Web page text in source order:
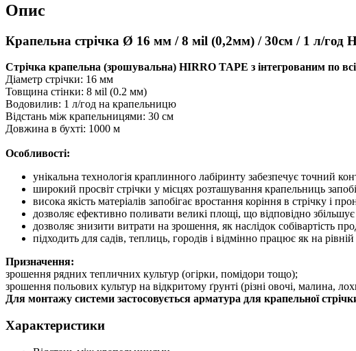
16081030-
Опис
Крапельна стрічка Ø 16 мм / 8 мil (0,2мм) / 30см / 1 л/год
Стрічка крапельна (зрошувальна) HIRRO TAPE з інтегрованим по
Діаметр стрічки: 16 мм
Товщина стінки: 8 мil (0.2 мм)
Водовилив: 1 л/год на крапельницю
Відстань між крапельницями: 30 см
Довжина в бухті: 1000 м
Особливості:
унікальна технологія краплинного лабіринту забезпечує точний
широкий просвіт стрічки у місцях розташування крапельниць
висока якість матеріалів запобігає вростання коріння в стрічку і
дозволяє ефективно поливати великі площі, що відповідно
дозволяє знизити витрати на зрошення, як наслідок собівартість
підходить для садів, теплиць, городів і відмінно працює як на
Призначення:
зрошення рядних тепличних культур (огірки, помідори тощо);
зрошення польових культур на відкритому ґрунті (різні овочі, малина,
Для монтажу системи застосовується арматура для крапельної
Характеристики